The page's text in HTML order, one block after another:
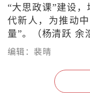
“大思政课”建设
代新人，为推动
量”。（杨清跃 余
编辑：裴晴